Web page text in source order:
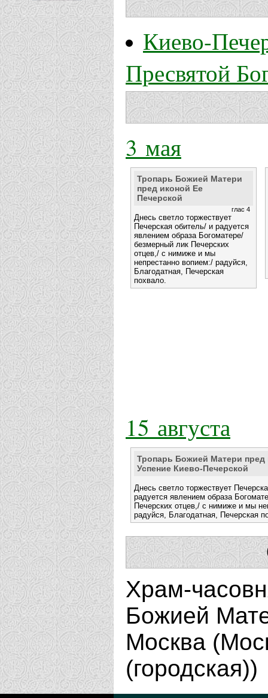
Киево-
Пресвятой
3 мая
Тропарь Божией Матери
пред иконой Ее
Печерской
глас 4
Днесь светло торжествует
Печерская обитель/ и радуется
явлением образа Богоматере/
безмерный лик Печерских
отцев,/ с нимиже и мы
непрестанно вопием:/ радуйся,
Благодатная, Печерская
похвало.
15 августа
Тропарь Божией Матери пред
Успение Киево-Печерской
Днесь светло торжествует
радуется явлением образа
Печерских отцев,/ с нимиже и мы
радуйся, Благодатная, Печерская
Храм-
Божией
Москва
(городская))